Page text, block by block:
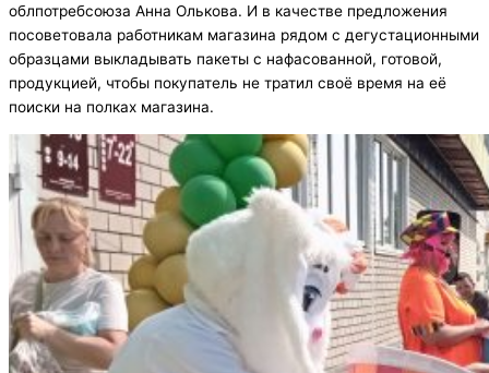
облпотребсоюза Анна Олькова. И в качестве предложения
посоветовала работникам магазина рядом с дегустационными
образцами выкладывать пакеты с нафасованной, готовой,
продукцией, чтобы покупатель не тратил своё время на её
поиски на полках магазина.